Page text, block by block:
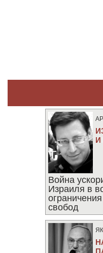
И
Война
Израиля в
свобод